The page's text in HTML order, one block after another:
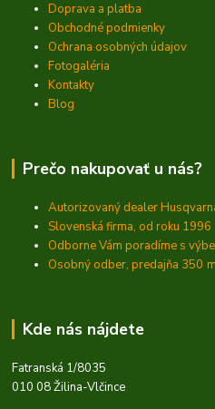
Doprava a platba
Obchodné podmienky
Ochrana osobných údajov
Fotogaléria
Kontakty
Blog
Prečo nakupovať u nás?
Autorizovaný dealer
Slovenská firma, od roku 1996
Odborne Vám poradíme s
Osobný odber, predajňa 350
Kde nás nájdete
Fatranská 1/8035
010 08 Žilina-Vlčince